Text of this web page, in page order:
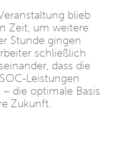
blieb
Zeit, um weitere
Stunde gingen
schließlich
dass die
Leistungen
die optimale Basis
Zukunft.